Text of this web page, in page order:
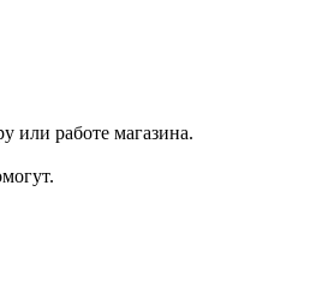
или работе магазина.